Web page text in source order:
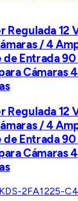
Regulada 12
/ 4
Entrada
Cámaras
Regulada 12
/ 4
Entrada
Cámaras
DS-2FA1225-